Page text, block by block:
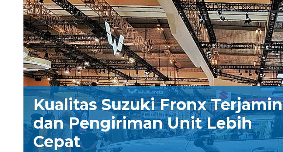
Kualitas Suzuki Fronx Terjamin
dan Pengiriman Unit Lebih
Cepat